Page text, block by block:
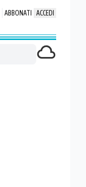
ABBONATI ACCEDI